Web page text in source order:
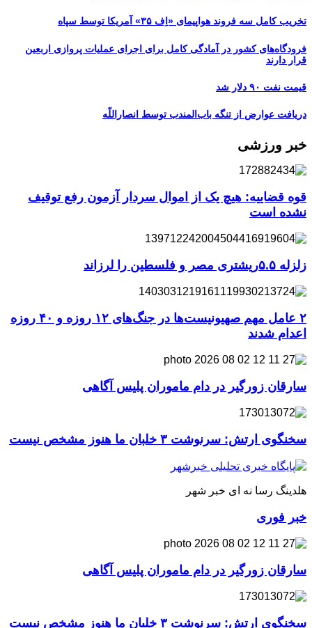
تخریب کامل سه فروند هواپیمای «اِف ۳۵» آمریکا توسط سپاه
فرودگاه‌های کشور در آمادگی کامل برای اجرای عملیات پروازی اربعین
قرار دارند
قیمت نفت ۹۰ دلار شد
دریافت عوارض از تنگه باب‌المندب توسط انصاراللّه
خبر ورزشی
قوه قضاییه: هیچ یک از اموال سردار آزمون رفع توقیف
نشده است
زلزله ۵.۵ریشتری مصر و فلسطین را لرزاند
۲ عامل مهم صهیونیست‌ها در جنگ‌های ۱۲ روزه و ۴۰ روزه
اعدام شدند
سارقان زورگیر در دام ماموران پلیس آگاهی
سخنگوی ارتش: سرنوشت ۳ خلبان ما هنوز مشخص نیست
هلدینگ رسا نه ای خبر شهر
خبر فوری
سارقان زورگیر در دام ماموران پلیس آگاهی
سخنگوی ارتش: سرنوشت ۳ خلبان ما هنوز مشخص نیست